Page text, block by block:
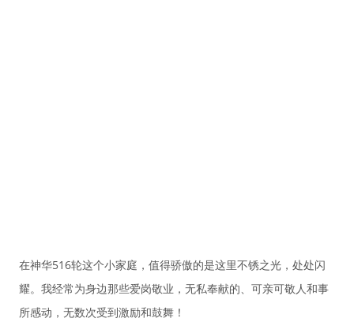
在神华516轮这个小家庭，值得骄傲的是这里不锈之光，处处闪
耀。我经常为身边那些爱岗敬业，无私奉献的、可亲可敬人和事
所感动，无数次受到激励和鼓舞！